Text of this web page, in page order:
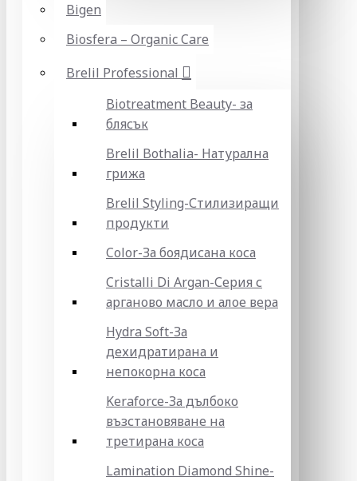
Bigen
Biosfera – Organic Care
Brelil Professional
Biotreatment Beauty- за
блясък
Brelil Bothalia- Натурална
грижа
Brelil Styling-Стилизиращи
продукти
Color-За боядисана коса
Cristalli Di Argan-Серия с
арганово масло и алое вера
Hydra Soft-За
дехидратирана и
непокорна коса
Keraforce-За дълбоко
възстановяване на
третирана коса
Lamination Diamond Shine-